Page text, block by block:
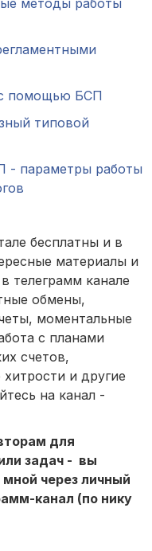
методы работы
помощью БСП
типовой
- параметры работы
бесплатны и в
материалы и
телеграмм канале
обмены,
моментальные
с планами
счетов,
и другие
на канал -
для
задач - вы
через личный
канал (по нику